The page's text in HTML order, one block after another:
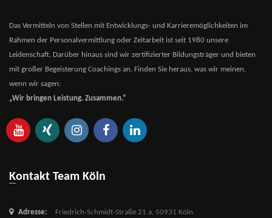
Das Vermitteln von Stellen mit Entwicklungs- und Karrieremöglichkeiten im
Rahmen der Personalvermittlung oder Zeitarbeit ist seit 1980 unsere
Leidenschaft. Darüber hinaus sind wir zertifizierter Bildungsträger und bieten
mit großer Begeisterung Coachings an. Finden Sie heraus, was wir meinen,
wenn wir sagen:
„Wir bringen Leistung. Zusammen.“
Kontakt Team Köln
Adresse: Friedrich-Schmidt-Straße 21 a, 50931 Köln